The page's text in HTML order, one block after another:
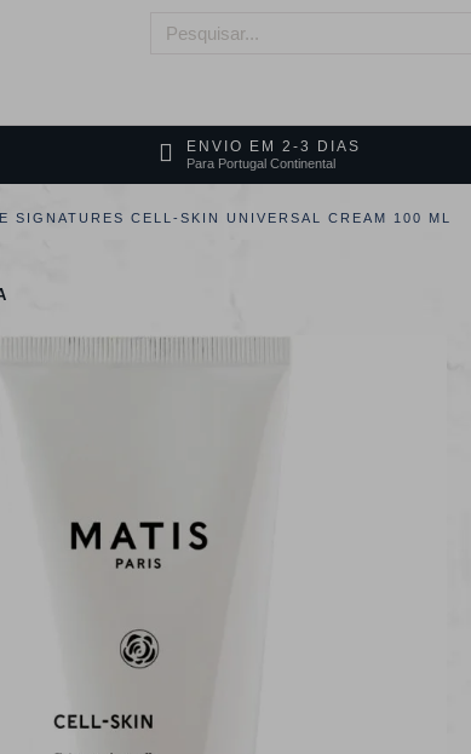
ENVIO EM 2-3 DIAS
Para Portugal Continental
SIGNATURES CELL-SKIN UNIVERSAL CREAM 100 ML